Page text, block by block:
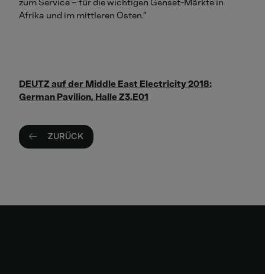
zum Service – für die wichtigen Genset-Märkte in
Afrika und im mittleren Osten.“
DEUTZ auf der Middle East Electricity 2018:
German Pavilion, Halle Z3.E01
ZURÜCK